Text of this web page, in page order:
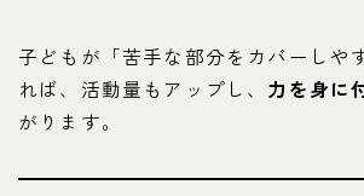
子どもが「苦手な部分をカバーしや
れば、活動量もアップし、 力を身に
がります。